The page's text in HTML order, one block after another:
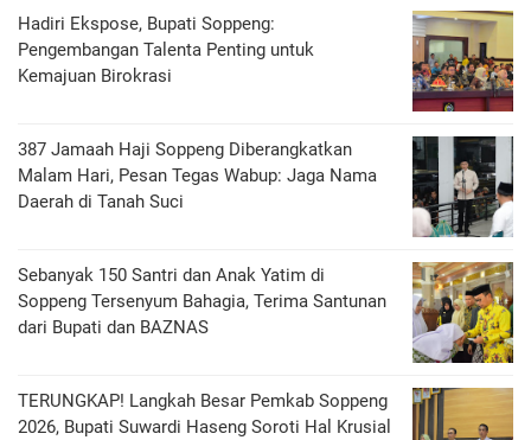
Hadiri Ekspose, Bupati Soppeng:
Pengembangan Talenta Penting untuk
Kemajuan Birokrasi
387 Jamaah Haji Soppeng Diberangkatkan
Malam Hari, Pesan Tegas Wabup: Jaga Nama
Daerah di Tanah Suci
Sebanyak 150 Santri dan Anak Yatim di
Soppeng Tersenyum Bahagia, Terima Santunan
dari Bupati dan BAZNAS
TERUNGKAP! Langkah Besar Pemkab Soppeng
2026, Bupati Suwardi Haseng Soroti Hal Krusial